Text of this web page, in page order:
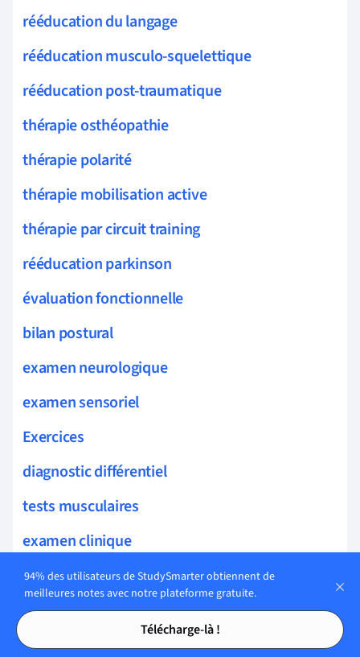
Tables des matières
Tables des matières
rééducation du langage
rééducation musculo-squelettique
rééducation post-traumatique
thérapie osthéopathie
thérapie polarité
thérapie mobilisation active
thérapie par circuit training
rééducation parkinson
évaluation fonctionnelle
bilan postural
examen neurologique
examen sensoriel
Exercices
diagnostic différentiel
tests musculaires
examen clinique
bilan articulaire
observations cliniques
évaluation respiratoire
94% des utilisateurs de StudySmarter obtiennent de
meilleures notes avec notre plateforme gratuite.
Télécharge-là !